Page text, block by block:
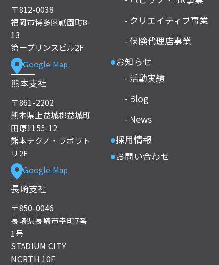
〒812-0038
福岡市博多区祇園町8-
13
第一プリンスビル2F
Google Map
熊本支社
〒861-2202
熊本県上益城郡益城町
田原1155-12
熊本テクノ・ラボラト
リ2F
Google Map
長崎支社
〒850-0046
長崎県長崎市幸町7番
1号
STADIUM CITY
NORTH 10F
- クリエイティブ事業
- 保険代理店事業
● お知らせ
- 活動実績
- Blog
- News
●採用情報
● お問い合わせ